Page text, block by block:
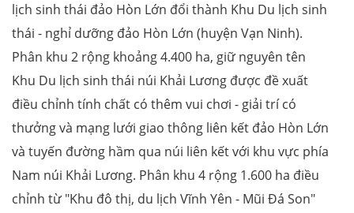
lịch sinh thái đảo Hòn Lớn đổi thành Khu Du lịch sinh
thái - nghỉ dưỡng đảo Hòn Lớn (huyện Vạn Ninh).
Phân khu 2 rộng khoảng 4.400 ha, giữ nguyên tên
Khu Du lịch sinh thái núi Khải Lương được đề xuất
điều chỉnh tính chất có thêm vui chơi - giải trí có
thưởng và mạng lưới giao thông liên kết đảo Hòn Lớn
và tuyến đường hầm qua núi liên kết với khu vực phía
Nam núi Khải Lương. Phân khu 4 rộng 1.600 ha điều
chỉnh từ "Khu đô thị, du lịch Vĩnh Yên - Mũi Đá Son"